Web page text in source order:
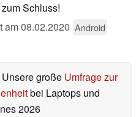
Schluss!
am08.02.2020 Android
Unsere große Umfrage zur
bei Laptops und
2026